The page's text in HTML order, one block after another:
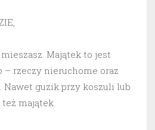
Majątek to jest
– rzeczy nieruchome oraz
Nawet guzik przy koszuli lub
majątek.